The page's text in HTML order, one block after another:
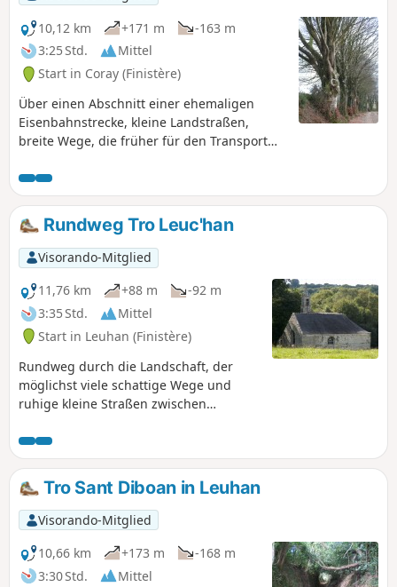
10,12 km
+171 m
-163 m
3:25 Std.
Mittel
Start in Coray (Finistère)
Über einen Abschnitt einer ehemaligen
Eisenbahnstrecke, kleine Landstraßen,
breite Wege, die früher für den Transport
auf Felsboden und eine schöne, von alten,
knorrigen Buchen gesäumte Allee gelangen
Sie nach Brec'horay, dem mit 257 m
höchsten Punkt von Coray. Panoramablick
auf die Montagnes Noires und das Plateau
de Cornouaille.
Rundweg Tro Leuc'han
Visorando-Mitglied
11,76 km
+88 m
-92 m
3:35 Std.
Mittel
Start in Leuhan (Finistère)
Rundweg durch die Landschaft, der
möglichst viele schattige Wege und
ruhige kleine Straßen zwischen
Kapelle Notre-Dame-de-Bonne-Nouvelle
im Ortsteil Penvern.
Tro Sant Diboan in Leuhan
Visorando-Mitglied
10,66 km
+173 m
-168 m
3:30 Std.
Mittel